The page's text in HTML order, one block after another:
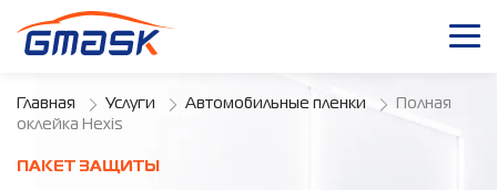
Главная Услуги Автомобильные пленки
Полная
оклейка Hexis
ПАКЕТ ЗАЩИТЫ